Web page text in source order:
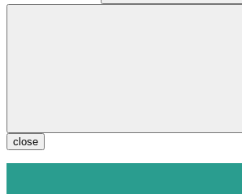
close